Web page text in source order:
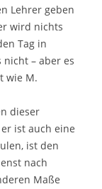
Lehrer geben
wird nichts
Tag in
– aber es
wie M.
dieser
ist auch eine
ist den
nach
Maße